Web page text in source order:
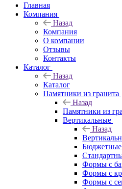
Главная
Компания
Назад
Компания
О компании
Отзывы
Контакты
Каталог
Назад
Каталог
Памятники из гранита
Назад
Памятники из
Вертикальные
Назад
Бюджетные
Формы с
Формы с
Формы с